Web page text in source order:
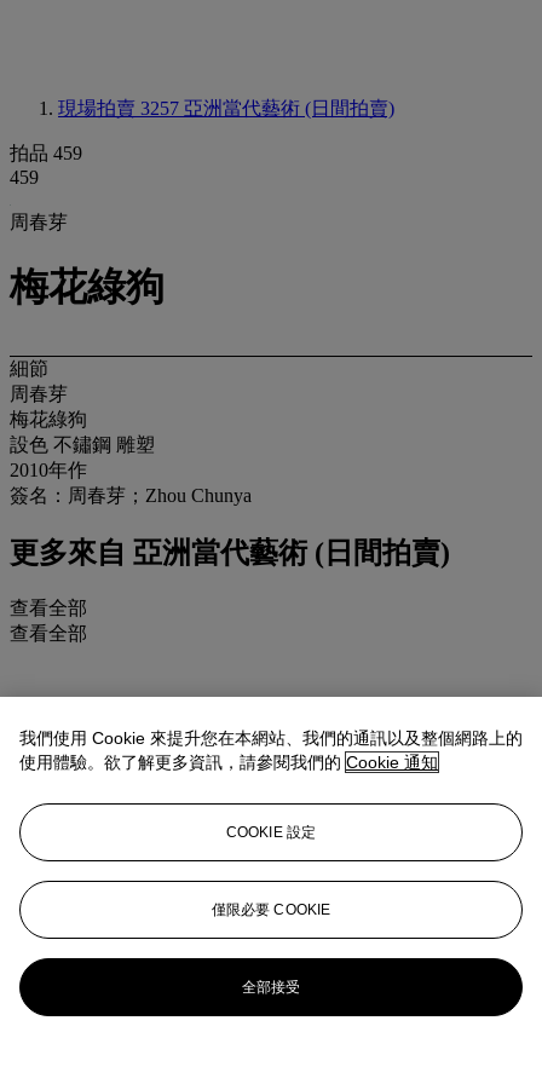
現場拍賣 3257 亞洲當代藝術 (日間拍賣)
拍品 459
459
周春芽
梅花綠狗
細節
周春芽
梅花綠狗
設色 不鏽鋼 雕塑
2010年作
簽名：周春芽；Zhou Chunya
更多來自 亞洲當代藝術 (日間拍賣)
查看全部
查看全部
我們使用 Cookie 來提升您在本網站、我們的通訊以及整個網路上的
使用體驗。欲了解更多資訊，請參閱我們的 Cookie 通知
COOKIE 設定
僅限必要 COOKIE
全部接受